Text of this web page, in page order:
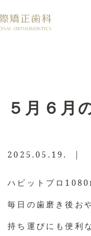
５月６月
2025.05.19. |
ハビットプロ
毎日の歯磨き後お
持ち運びにも便利